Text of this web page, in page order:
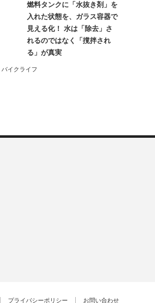
燃料タンクに「水抜き剤」を
入れた状態を、ガラス容器で
見える化！ 水は「除去」さ
れるのではなく「撹拌され
る」が真実
バイクライフ
プライバシーポリシー お問い合わせ